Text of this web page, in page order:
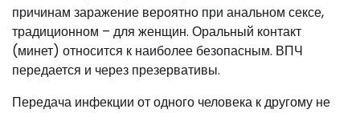
причинам заражение вероятно при анальном сексе,
традиционном – для женщин. Оральный контакт
(минет) относится к наиболее безопасным. ВПЧ
передается и через презервативы.
Передача инфекции от одного человека к другому не